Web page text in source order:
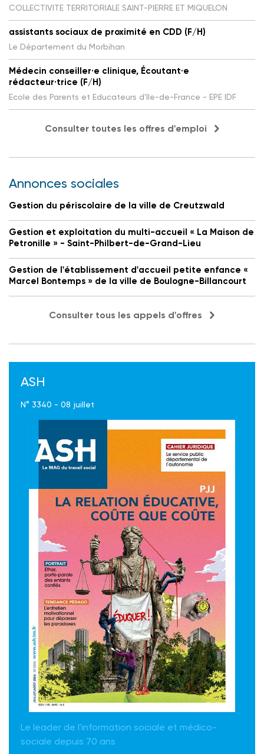
COLLECTIVITE TERRITORIALE SAINT-PIERRE ET MIQUELON
assistants sociaux de proximité en CDD (F/H)
Le Département du Morbihan
Médecin conseiller·e clinique, Écoutant·e
rédacteur·trice (F/H)
Ecole des Parents et Educateurs d'Ile-de-France - EPE IDF
Consulter toutes les offres d'emploi
Annonces sociales
Gestion du périscolaire de la ville de Creutzwald
Gestion et exploitation du multi-accueil « La Maison de
Petronille » - Saint-Philbert-de-Grand-Lieu
Gestion de l'établissement d'accueil petite enfance «
Marcel Bontemps » de la ville de Boulogne-Billancourt
Consulter tous les appels d'offres
ASH
N° 3340 - 08 juillet
Le leader de l'information sociale et médico-
sociale depuis 70 ans